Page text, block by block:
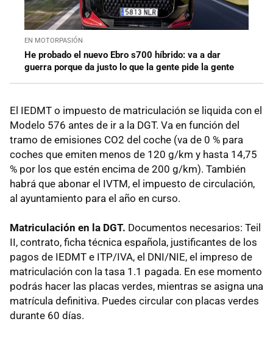
EN MOTORPASIÓN
He probado el nuevo Ebro s700 híbrido: va a dar
guerra porque da justo lo que la gente pide la gente
El IEDMT o impuesto de matriculación se liquida con el
Modelo 576 antes de ir a la DGT. Va en función del
tramo de emisiones CO2 del coche (va de 0 % para
coches que emiten menos de 120 g/km y hasta 14,75
% por los que estén encima de 200 g/km). También
habrá que abonar el IVTM, el impuesto de circulación,
al ayuntamiento para el año en curso.
Matriculación en la DGT. Documentos necesarios: Teil
II, contrato, ficha técnica española, justificantes de los
pagos de IEDMT e ITP/IVA, el DNI/NIE, el impreso de
matriculación con la tasa 1.1 pagada. En ese momento
podrás hacer las placas verdes, mientras se asigna una
matrícula definitiva. Puedes circular con placas verdes
durante 60 días.